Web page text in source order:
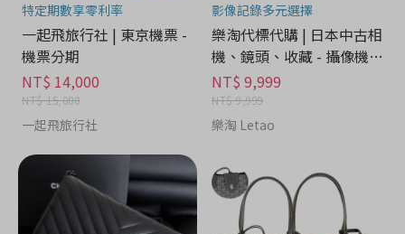
特定期數享零利率
一起飛旅行社 | 東京機票 -
機票分期
NT$ 14,000
NT$ 15,000
一起飛旅行社
影像記錄多元選擇
樂淘代標代購 | 日本中古相
機、鏡頭、收藏 - 攝像機分
期
NT$ 9,999
NT$ 9,999
樂淘 Letao